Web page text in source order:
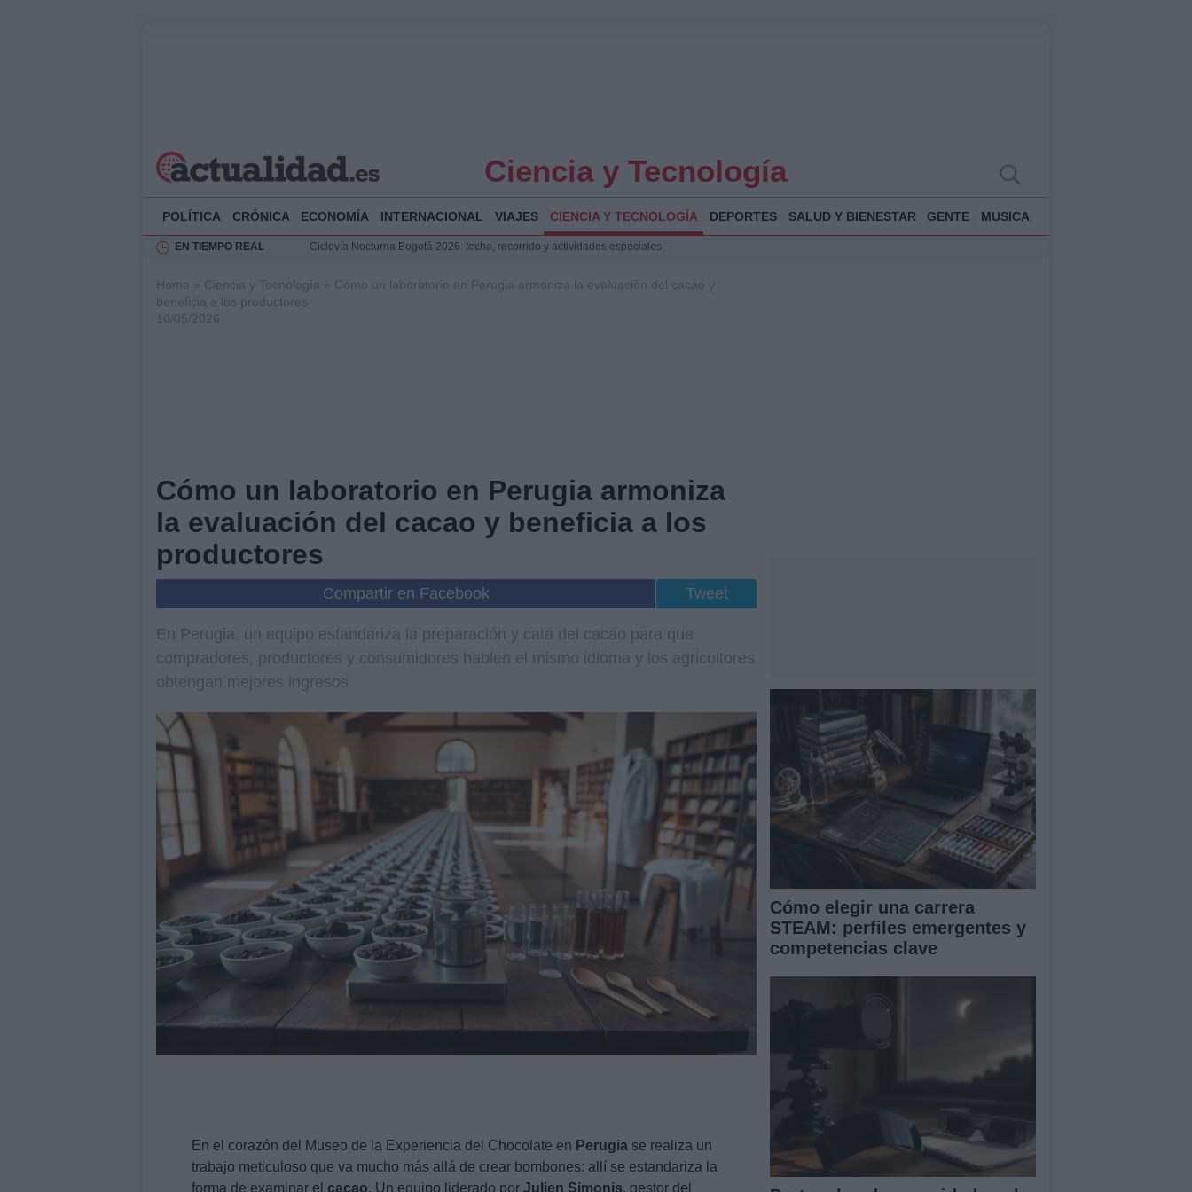
Ciencia y Tecnología
POLÍTICA CRÓNICA ECONOMÍA INTERNACIONAL VIAJES CIENCIA Y TECNOLOGÍA DEPORTES SALUD Y BIENESTAR GENTE MUSICA
EN TIEMPO REAL
Ciclovía Nocturna Bogotá 2026: fecha, recorrido y actividades especiales
Rehabilitación de la Illa Plana: Menorca apuesta por el deporte náutico sostenible
Home » Ciencia y Tecnología » Cómo un laboratorio en Perugia armoniza la evaluación del cacao y
beneficia a los productores
10/05/2026
Cómo un laboratorio en Perugia armoniza
la evaluación del cacao y beneficia a los
productores
Compartir en Facebook Tweet
En Perugia, un equipo estandariza la preparación y cata del cacao para que
compradores, productores y consumidores hablen el mismo idioma y los agricultores
obtengan mejores ingresos
En el corazón del Museo de la Experiencia del Chocolate en Perugia se realiza un
trabajo meticuloso que va mucho más allá de crear bombones: allí se estandariza la
forma de examinar el cacao. Un equipo liderado por Julien Simonis, gestor del
Cómo elegir una carrera
STEAM: perfiles emergentes y
competencias clave